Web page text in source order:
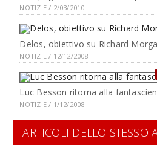
NOTIZIE / 2/03/2010
Delos, obiettivo su Richard
NOTIZIE / 12/12/2008
Luc Besson ritorna alla
NOTIZIE / 1/12/2008
ARTICOLI DELLO STESSO